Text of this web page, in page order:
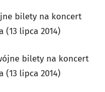
bilety na koncert
(13 lipca 2014)
bilety na koncert
(13 lipca 2014)